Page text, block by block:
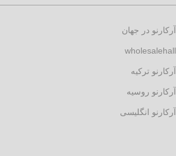
آرکارنو در جهان
wholesalehall
آرکارنو ترکیه
آرکارنو روسیه
آرکارنو انگلیسی